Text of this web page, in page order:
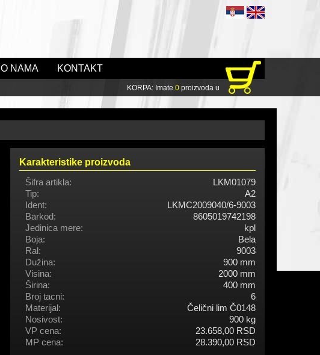
O NAMA KONTAKT
KORPA: Imate 0 proizvoda u
Karakteristike proizvoda
Šifra artikla:
LKM01079
Tip:
A2
Ident:
LKMC2009040/6-9003
Barkod:
8605019742198
Jedinica mere:
kpl
Boja:
Bela
Ral:
9003
Dužina:
900 mm
Visina:
2000 mm
Širina:
400 mm
Broj tacni:
6
Materijal:
Čelični lim Č0148
Nosivost:
900 kg
VP cena:
23.658,00 RSD
MP cena:
28.390,00 RSD